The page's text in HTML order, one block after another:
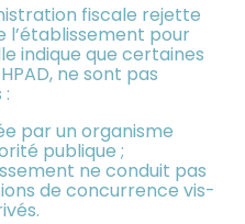
fiscale rejette
l’établissement pour
indique que certaines
ne sont pas
par un organisme
publique ;
ne conduit pas
de concurrence vis-